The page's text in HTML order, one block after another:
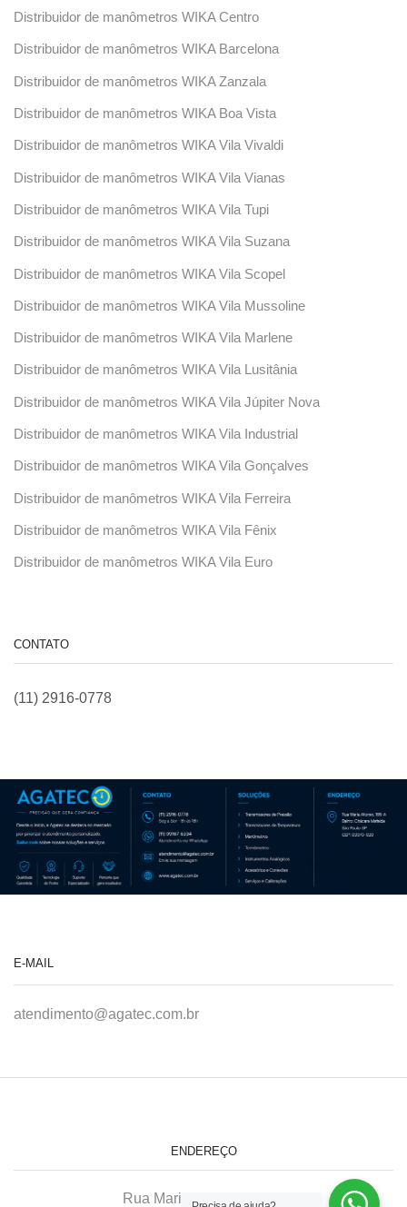
Distribuidor de manômetros WIKA Centro
Distribuidor de manômetros WIKA Barcelona
Distribuidor de manômetros WIKA Zanzala
Distribuidor de manômetros WIKA Boa Vista
Distribuidor de manômetros WIKA Vila Vivaldi
Distribuidor de manômetros WIKA Vila Vianas
Distribuidor de manômetros WIKA Vila Tupi
Distribuidor de manômetros WIKA Vila Suzana
Distribuidor de manômetros WIKA Vila Scopel
Distribuidor de manômetros WIKA Vila Mussoline
Distribuidor de manômetros WIKA Vila Marlene
Distribuidor de manômetros WIKA Vila Lusitânia
Distribuidor de manômetros WIKA Vila Júpiter Nova
Distribuidor de manômetros WIKA Vila Industrial
Distribuidor de manômetros WIKA Vila Gonçalves
Distribuidor de manômetros WIKA Vila Ferreira
Distribuidor de manômetros WIKA Vila Fênix
Distribuidor de manômetros WIKA Vila Euro
CONTATO
(11) 2916-0778
E-MAIL
atendimento@agatec.com.br
ENDEREÇO
Rua Maria Afonso, 166-A